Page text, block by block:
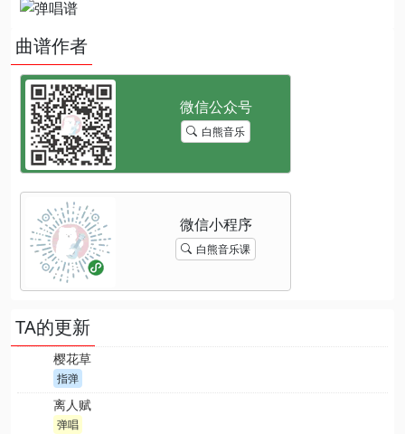
曲谱作者
白熊音乐
白熊音乐课
TA的更新
樱花草
指弹
离人赋
弹唱